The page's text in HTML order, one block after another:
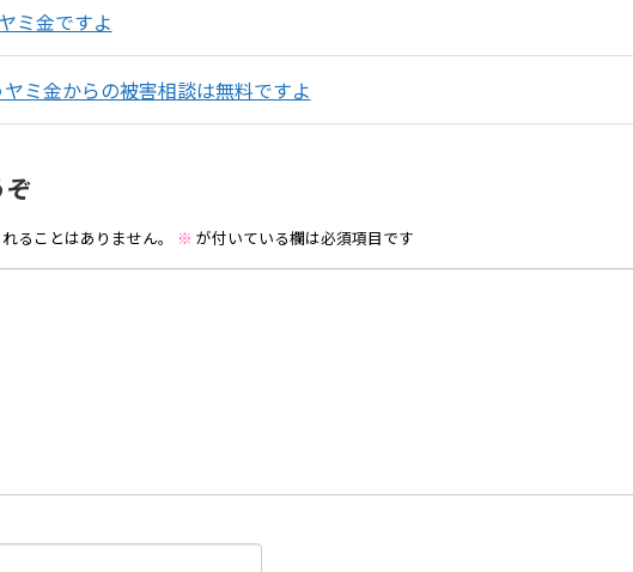
ミ金ですよ
ミ金からの被害相談は無料ですよ
ることはありません。 ※ が付いている欄は必須項目です